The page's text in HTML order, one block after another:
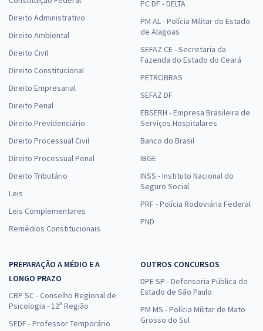
Direito Administrativo
Direito Ambiental
Direito Civil
Direito Constitucional
Direito Empresarial
Direito Penal
Direito Previdenciário
Direito Processual Civil
Direito Processual Penal
Direito Tributário
Leis
Leis Complementares
Remédios Constitucionais
PC DF - DELTA
PM AL - Polícia Militar do Estado
de Alagoas
SEFAZ CE - Secretaria da
Fazenda do Estado do Ceará
PETROBRAS
SEFAZ DF
EBSERH - Empresa Brasileira de
Serviços Hospitalares
Banco do Brasil
IBGE
INSS - Instituto Nacional do
Seguro Social
PRF - Polícia Rodoviária Federal
PND
PREPARAÇÃO A MÉDIO E A
LONGO PRAZO
CRP SC - Conselho Regional de
Psicologia - 12ª Região
SEDF - Professor Temporário
OUTROS CONCURSOS
DPE SP - Defensoria Pública do
Estado de São Paulo
PM MS - Polícia Militar de Mato
Grosso do Sul